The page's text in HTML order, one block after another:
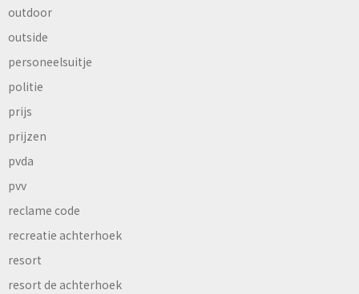
outdoor
outside
personeelsuitje
politie
prijs
prijzen
pvda
pvv
reclame code
recreatie achterhoek
resort
resort de achterhoek